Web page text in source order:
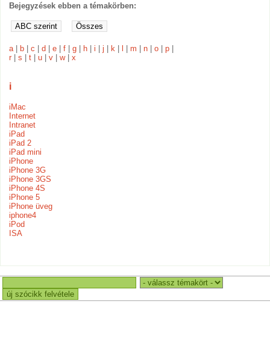
Bejegyzések ebben a témakörben:
a| b |c |d |e |f |g h |i |j k |m |n |o |p
r |s |t |u |v |w|x
i
iMac
Internet
Intranet
iPad
iPad 2
iPad mini
iPhone
iPhone 3G
iPhone 3GS
iPhone 4S
iPhone 5
iPhone üveg
iphone4
iPod
ISA